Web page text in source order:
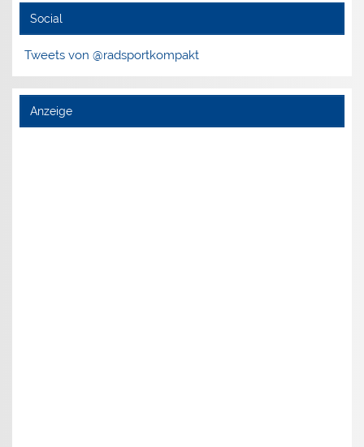
Social
Tweets von @radsportkompakt
Anzeige